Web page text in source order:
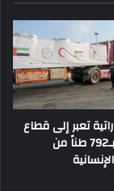
تعبر إلى قطاع
غزة محملة بـ792 طناً من